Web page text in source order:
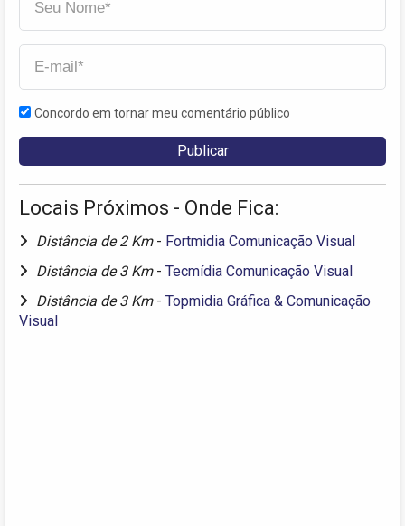
Concordo em tornar meu comentário público
Locais Próximos - Onde Fica:
Distância de 2 Km - Fortmidia Comunicação Visual
Distância de 3 Km - Tecmídia Comunicação Visual
Distância de 3 Km - Topmidia Gráfica & Comunicação
Visual